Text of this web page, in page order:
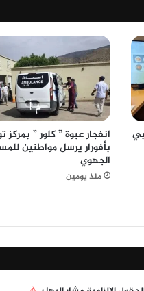
انفجار عبوة ” كلور ” بمركز
بأفورار يرسل مواطنين
الجهوي
منذ يومين